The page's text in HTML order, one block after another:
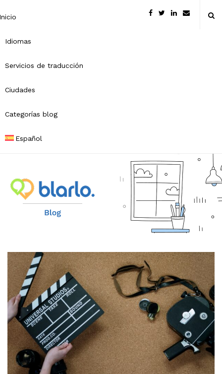
Idiomas
Servicios de traducción
Ciudades
Categorías blog
Español
B
r
l
o
b
l